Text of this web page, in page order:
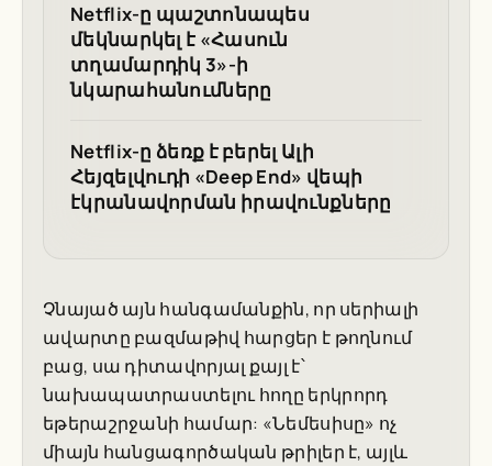
Netflix-ը պաշտոնապես
մեկնարկել է «Հասուն
տղամարդիկ 3»-ի
նկարահանումները
Netflix-ը ձեռք է բերել Ալի
Հեյզելվուդի «Deep End» վեպի
էկրանավորման իրավունքները
Չնայած այն հանգամանքին, որ սերիալի
ավարտը բազմաթիվ հարցեր է թողնում
բաց, սա դիտավորյալ քայլ է՝
նախապատրաստելու հողը երկրորդ
եթերաշրջանի համար: «Նեմեսիսը» ոչ
միայն հանցագործական թրիլեր է, այլև